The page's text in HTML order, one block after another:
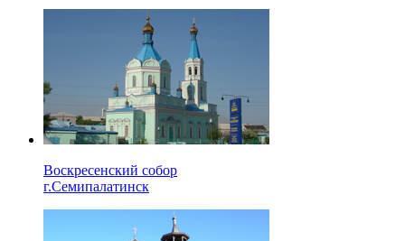
Воскресенский собор
г.Семипалатинск